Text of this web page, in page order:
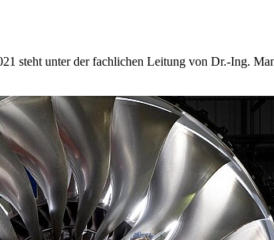
steht unter der fachlichen Leitung von Dr.-Ing.